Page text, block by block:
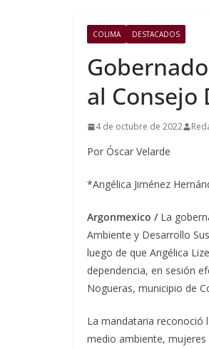
COLIMA DESTACADOS
al Consejo
4 de octubre de 2022
Por Óscar Velarde
*Angélica Jiménez
Argonmexico / La
Ambiente y Desarrollo
luego de que Angélica
dependencia, en sesión
Nogueras, municipio de
La mandataria reconoció
medio ambiente,